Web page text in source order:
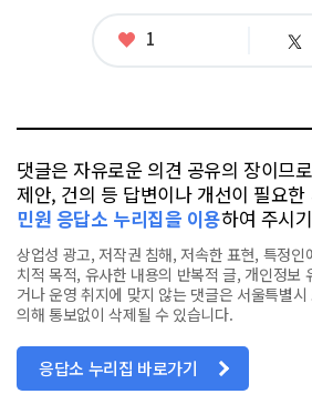
좋1 트
댓글은 자유로운 의견 공유의 장이므
제안, 건의 등 답변이나 개선이 필요
민원 응답소 누리집을 이용하여 주시
상업성 광고, 저작권 침해, 저속한 표현, 특정인
치적 목적, 유사한 내용의 반복적 글, 개인정보
거나 운영 취지에 맞지 않는 댓글은 서울특별
의해 통보없이 삭제될 수 있습니다.
응답소 누리집 바로가기